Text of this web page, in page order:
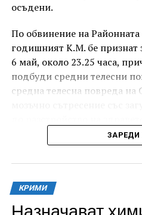
осъдени.
По обвинение на Районната
годишният К.М. бе признат
6 май, около 23.25 часа,
подбуди средни телесни
средна телесна повреда на
живота, и лека телесна
порезна рана на петия
довела до разстройство на
За извършеното
ЗАРЕДИ
КРИМИ
Назначават